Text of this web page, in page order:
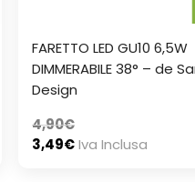
FARETTO LED GU10 6,5W
DIMMERABILE 38° – de
Design
4,90€
3,49€Iva Inclusa